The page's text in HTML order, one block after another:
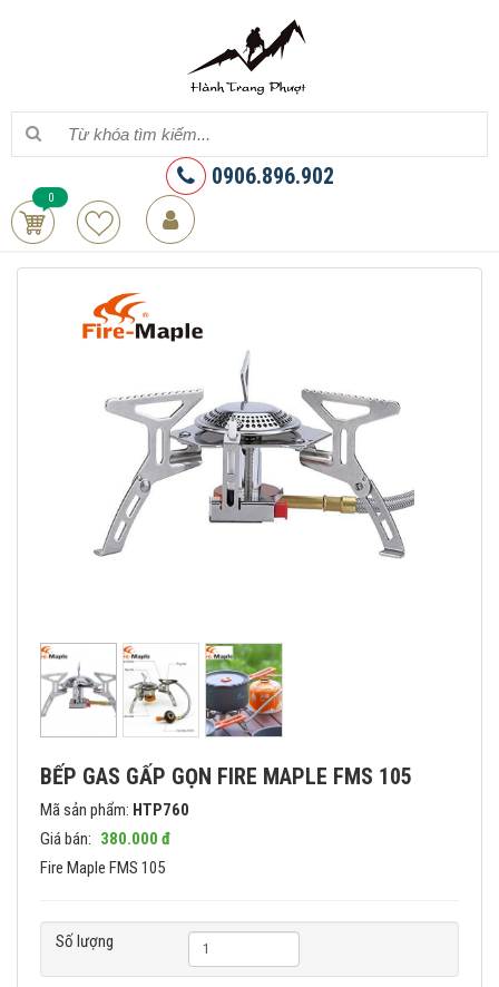
0906.896.902
0
BẾP GAS GẤP GỌN FIRE MAPLE FMS 105
Mã sản phẩm: HTP760
Giá bán: 380.000 đ
Fire Maple FMS 105
Số lượng